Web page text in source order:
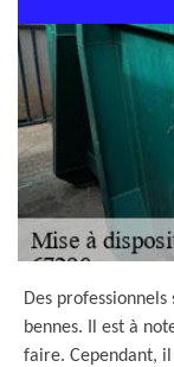
Des
bennes. Il est à
faire. Cependant,